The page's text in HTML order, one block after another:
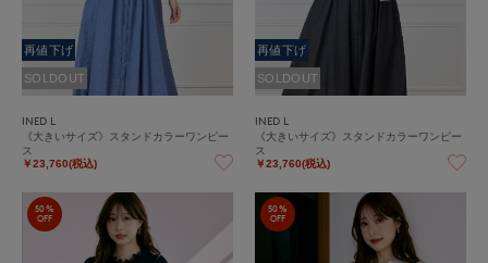
再値下げ
SOLDOUT
INED L
《大きいサイズ》スタンドカラーワンピー
ス
￥23,760(税込)
再値下げ
SOLDOUT
INED L
《大きいサイズ》スタンドカラーワンピー
ス
￥23,760(税込)
50%
OFF
50%
OFF